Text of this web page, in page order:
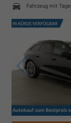
Fahrzeug mit